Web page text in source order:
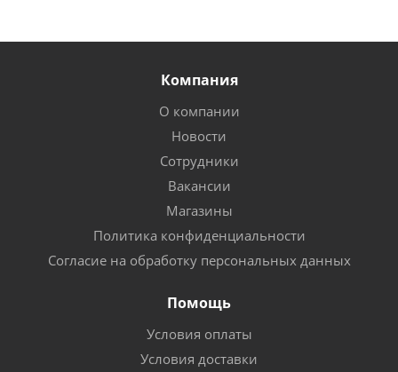
Компания
О компании
Новости
Сотрудники
Вакансии
Магазины
Политика конфиденциальности
Согласие на обработку персональных данных
Помощь
Условия оплаты
Условия доставки